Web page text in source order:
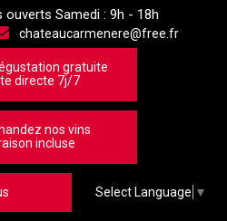
Samedi : 9h - 18h
chateaucarmenere@free.fr
gratuite
directe 7j/7
nos vins
incluse
Select Language ▼